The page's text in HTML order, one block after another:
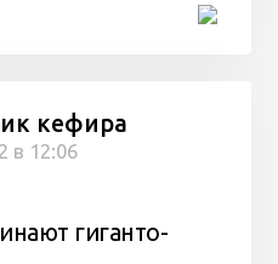
кефира
в 12:06
гиганто-